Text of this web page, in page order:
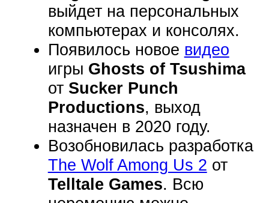
выйдет на персональных
компьютерах и консолях.
Появилось новое видео
игры Ghosts of Tsushima
от Sucker Punch
Productions, выход
назначен в 2020 году.
Возобновилась разработка
The Wolf Among Us 2 от
Telltale Games. Всю